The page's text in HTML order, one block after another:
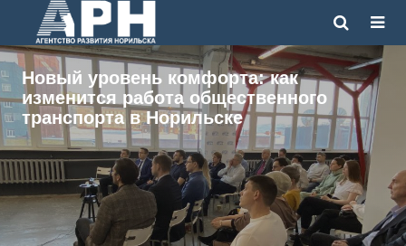
Новый уровень комфорта: как
изменится работа общественного
транспорта в Норильске